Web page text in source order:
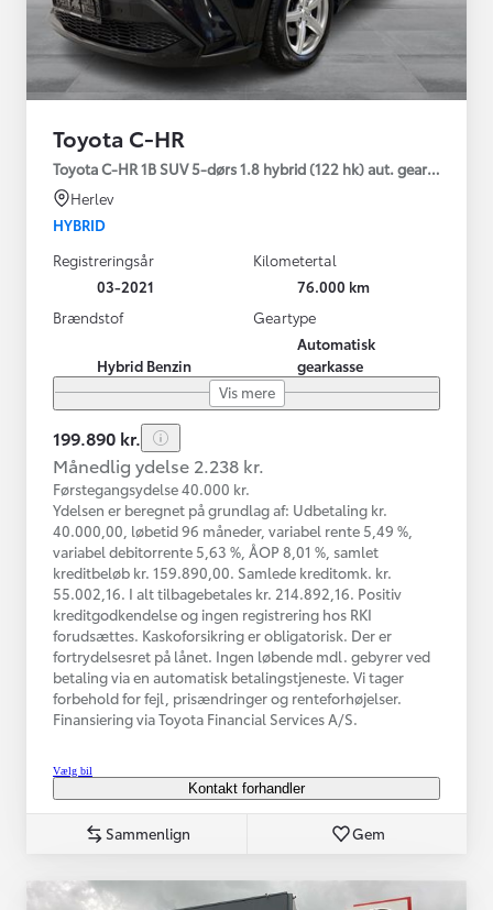
Toyota C-HR
Toyota C-HR 1B SUV 5-dørs 1.8 hybrid (122 hk) aut. gear C-LUB -
Herlev
HYBRID
Registreringsår
03-2021
Kilometertal
76.000 km
Brændstof
Hybrid Benzin
Geartype
Automatisk
gearkasse
Vis mere
199.890 kr.
Månedlig ydelse 2.238 kr.
Førstegangsydelse 40.000 kr.
Ydelsen er beregnet på grundlag af: Udbetaling kr.
40.000,00, løbetid 96 måneder, variabel rente 5,49 %,
variabel debitorrente 5,63 %, ÅOP 8,01 %, samlet
kreditbeløb kr. 159.890,00. Samlede kreditomk. kr.
55.002,16. I alt tilbagebetales kr. 214.892,16. Positiv
kreditgodkendelse og ingen registrering hos RKI
forudsættes. Kaskoforsikring er obligatorisk. Der er
fortrydelsesret på lånet. Ingen løbende mdl. gebyrer ved
betaling via en automatisk betalingstjeneste. Vi tager
forbehold for fejl, prisændringer og renteforhøjelser.
Finansiering via Toyota Financial Services A/S.
Vælg bil
Kontakt forhandler
Sammenlign Gem